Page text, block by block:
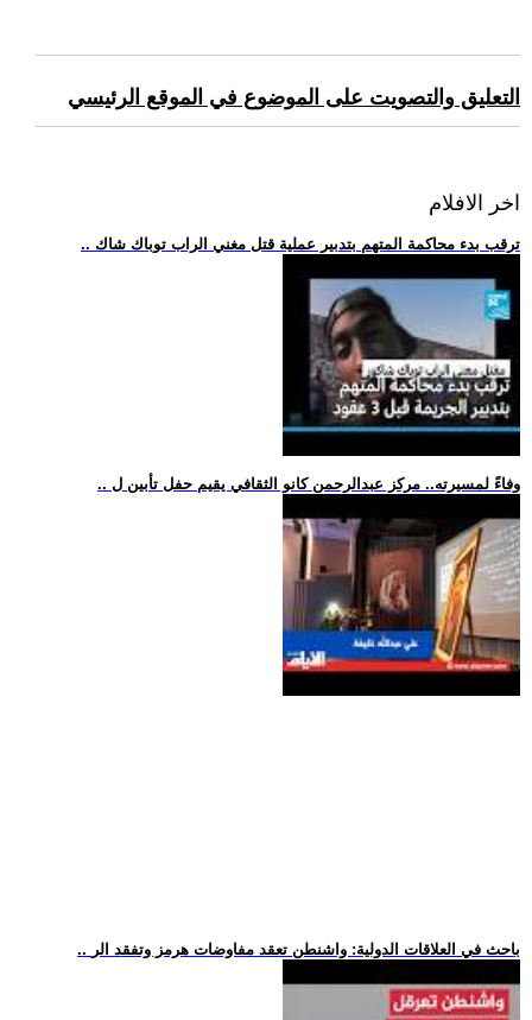
التعليق والتصويت على الموضوع في الموقع الرئيسي
اخر الافلام
.. ترقب بدء محاكمة المتهم بتدبير عملية قتل مغني الراب توباك شاك
.. وفاءً لمسيرته.. مركز عبدالرحمن كانو الثقافي يقيم حفل تأبين ل
.. باحث في العلاقات الدولية: واشنطن تعقد مفاوضات هرمز وتفقد الر